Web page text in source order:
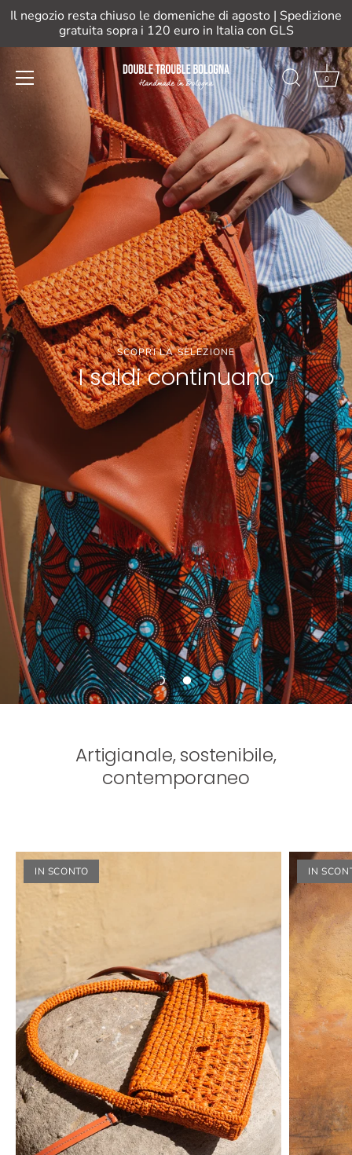
Il negozio resta chiuso le domeniche di agosto | Spedizione
gratuita sopra i 120 euro in Italia con GLS
0
SCOPRI LA SELEZIONE
I saldi continuano
Artigianale, sostenibile,
contemporaneo
IN SCONTO IN